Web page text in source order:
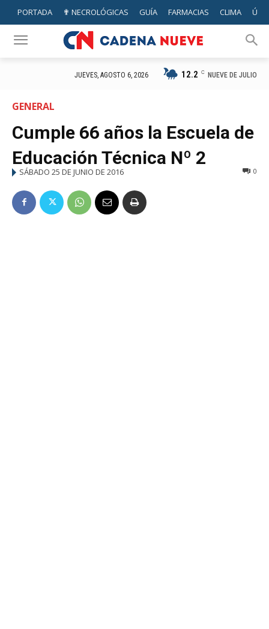
PORTADA ✟ NECROLÓGICAS GUÍA FARMACIAS CLIMA
JUEVES, AGOSTO 6, 2026 12.2 C NUEVE DE JULIO
GENERAL
Cumple 66 años la Escuela de
Educación Técnica Nº 2
SÁBADO 25 DE JUNIO DE 2016 0